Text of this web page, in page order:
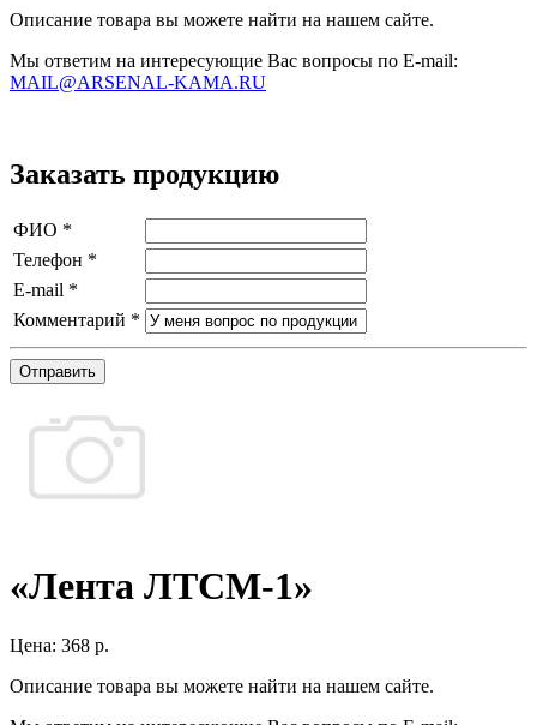
Описание товара вы можете найти на нашем сайте.
Мы ответим на интересующие Вас вопросы по E-mail:
MAIL@ARSENAL-KAMA.RU
Заказать продукцию
ФИО *
Телефон *
E-mail *
Комментарий *
Отправить
«Лента ЛТСМ-1»
Цена: 368 р.
Описание товара вы можете найти на нашем сайте.